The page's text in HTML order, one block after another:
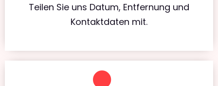
Teilen Sie uns Datum, Entfernung und
Kontaktdaten mit.